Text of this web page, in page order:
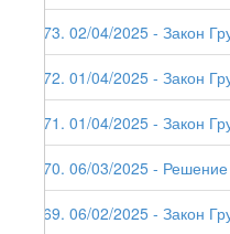
273. 02/04/2025 - Закон
272. 01/04/2025 - Закон
271. 01/04/2025 - Закон
270. 06/03/2025 -
269. 06/02/2025 - Закон